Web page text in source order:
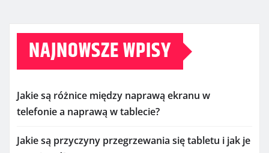
NAJNOWSZE WPISY
Jakie są różnice między naprawą ekranu w
telefonie a naprawą w tablecie?
Jakie są przyczyny przegrzewania się tabletu i jak je